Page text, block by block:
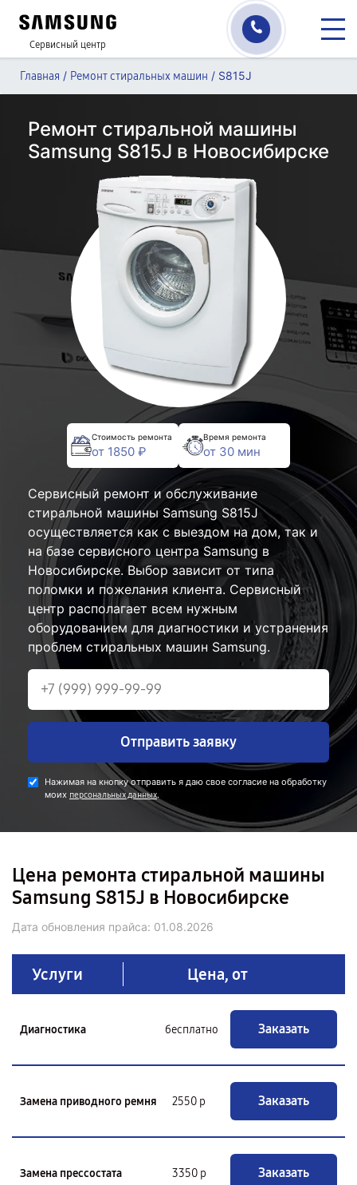
Сервисный центр
Главная / Ремонт стиральных машин / S815J
Ремонт стиральной машины
Samsung S815J в Новосибирске
Стоимость ремонта
от 1850 ₽
Время ремонта
от 30 мин
Сервисный ремонт и обслуживание
стиральной машины Samsung S815J
осуществляется как с выездом на дом, так и
на базе сервисного центра Samsung в
Новосибирске. Выбор зависит от типа
поломки и пожелания клиента. Сервисный
центр располагает всем нужным
оборудованием для диагностики и устранения
проблем стиральных машин Samsung.
Отправить заявку
Нажимая на кнопку отправить я даю свое согласие на обработку
моих персональных данных.
Цена ремонта стиральной машины
Samsung S815J в Новосибирске
Дата обновления прайса: 01.08.2026
Услуги Цена, от
Диагностика бесплатно Заказать
Замена приводного ремня 2550 р Заказать
Замена прессостата 3350 р Заказать